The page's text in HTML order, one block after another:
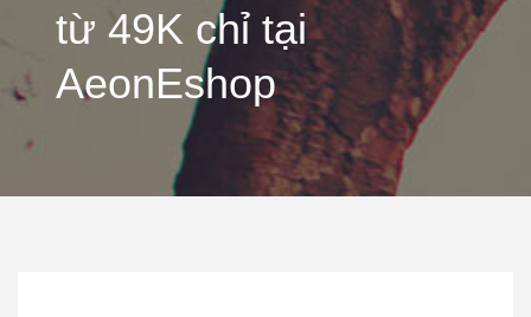
từ 49K chỉ tại
AeonEshop